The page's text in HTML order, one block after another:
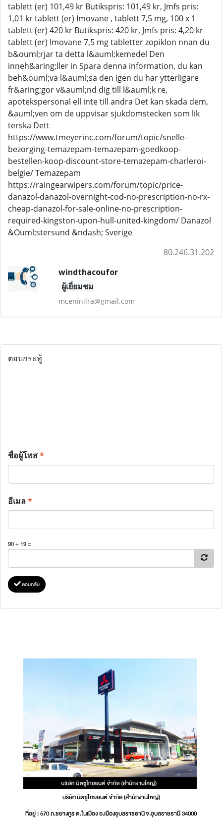
tablett (er) 101,49 kr Butikspris: 101,49 kr, Jmfs pris:
1,01 kr tablett (er) Imovane , tablett 7,5 mg, 100 x 1
tablett (er) 420 kr Butikspris: 420 kr, Jmfs pris: 4,20 kr
tablett (er) Imovane 7,5 mg tabletter zopiklon nnan du
b&ouml;rjar ta detta l&auml;kemedel Den
inneh&aring;ller in Spara denna information, du kan
beh&ouml;va l&auml;sa den igen du har ytterligare
fr&aring;gor v&auml;nd dig till l&auml;k re,
apotekspersonal ell inte till andra Det kan skada dem,
&auml;ven om de uppvisar sjukdomstecken som lik
terska Dett
https://www.tmeyerinc.com/forum/topic/snelle-
bezorging-temazepam-temazepam-goedkoop-
bestellen-koop-discount-store-temazepam-charleroi-
belgie/ Temazepam
https://raingearwipers.com/forum/topic/price-
danazol-danazol-overnight-cod-no-prescription-no-rx-
cheap-danazol-for-sale-online-no-prescription-
required-kingston-upon-hull-united-kingdom/ Danazol
&Ouml;stersund &ndash; Sverige
80.246.31.202
windthacoufor
ผู้เยี่ยมชม
mceninilra@gmail.com
ตอบกระทู้
ชื่อผู้โพส*
อีเมล*
90 + 19 =
ตอบกลับ
บริษัท มิตซูไทยยนต์ จำกัด (สำนักงานใหญ่)
ที่อยู่ : 570 ถ.ชยางกูร ต.ในเมือง อ.เมืองอุบลราชธานี จ.อุบลราชธานี 34000